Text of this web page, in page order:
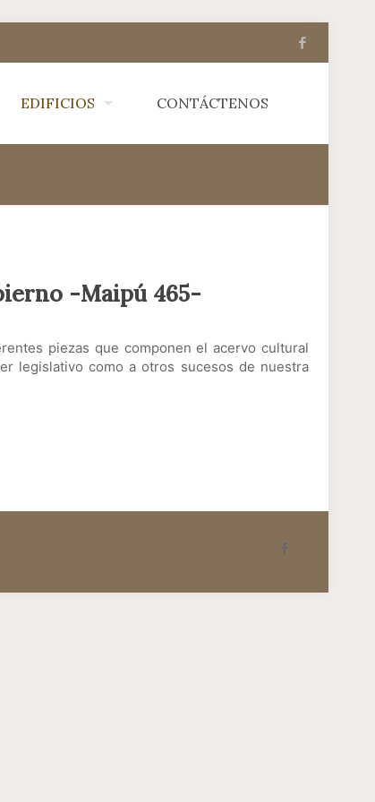
EDIFICIOS CONTÁCTENOS
-Maipú 465-
piezas que componen el acervo cultural
legislativo como a otros sucesos de nuestra